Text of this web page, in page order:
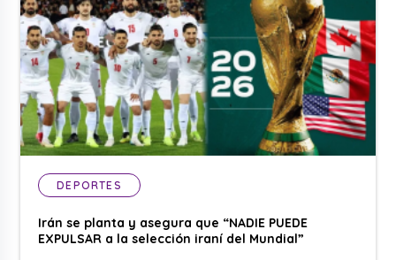
DEPORTES
Irán se planta y asegura que “NADIE PUEDE
EXPULSAR a la selección iraní del Mundial”